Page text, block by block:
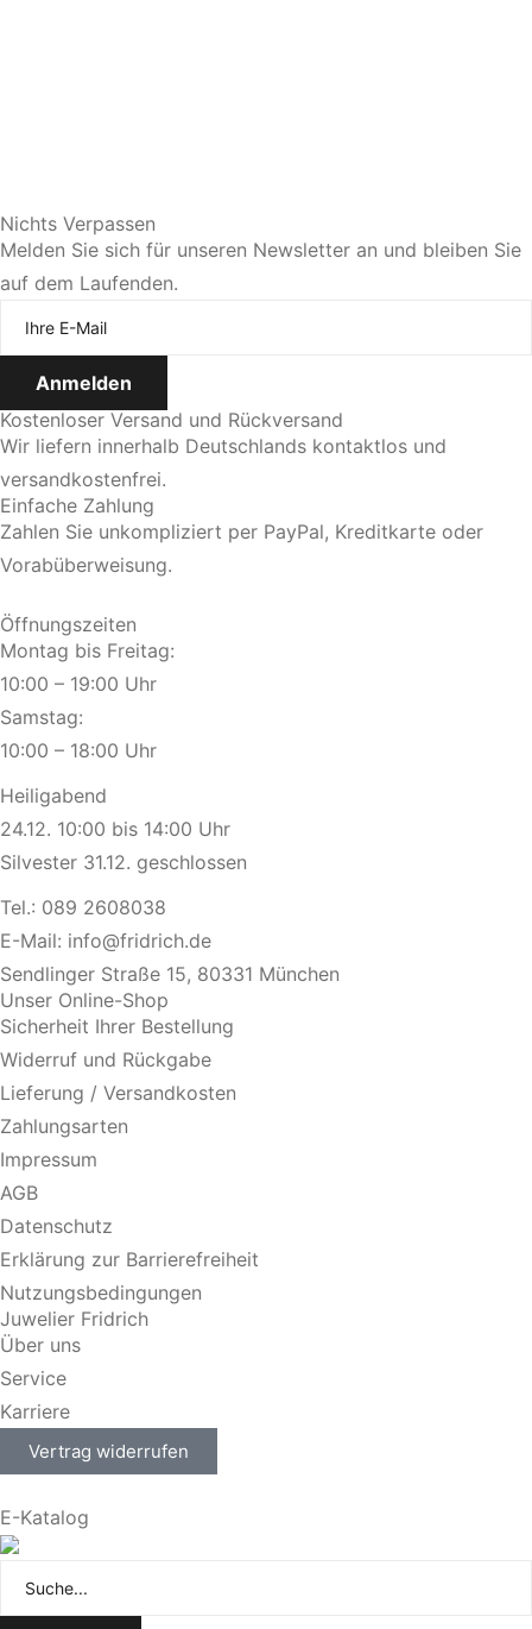
Sie bevorzugen eine persönliche Beratung?
Jetzt Termin vereinbaren
Nichts Verpassen
Melden Sie sich für unseren Newsletter an und bleiben Sie
auf dem Laufenden.
Kostenloser Versand und Rückversand
Wir liefern innerhalb Deutschlands kontaktlos und
versandkostenfrei.
Einfache Zahlung
Zahlen Sie unkompliziert per PayPal, Kreditkarte oder
Vorabüberweisung.
Öffnungszeiten
Montag bis Freitag:
10:00 – 19:00 Uhr
Samstag:
10:00 – 18:00 Uhr
Heiligabend
24.12. 10:00 bis 14:00 Uhr
Silvester 31.12. geschlossen
Tel.: 089 2608038
E-Mail: info@fridrich.de
Sendlinger Straße 15, 80331 München
Unser Online-Shop
Sicherheit Ihrer Bestellung
Widerruf und Rückgabe
Lieferung / Versandkosten
Zahlungsarten
Impressum
AGB
Datenschutz
Erklärung zur Barrierefreiheit
Nutzungsbedingungen
Juwelier Fridrich
Über uns
Service
Karriere
Vertrag widerrufen
E-Katalog